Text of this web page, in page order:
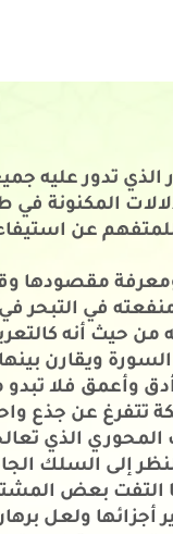
تدور عليه
المكنونة في
عن
مقصودها
في التبحر
من حيث أنه
ويقارن بينها
وأعمق فلا تبدو
تتفرغ عن جذع
الذي
إلى السلك
بعض
ولعل